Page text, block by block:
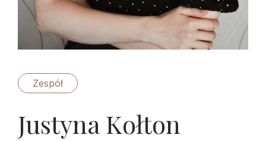
Zespół
Justyna Kołton